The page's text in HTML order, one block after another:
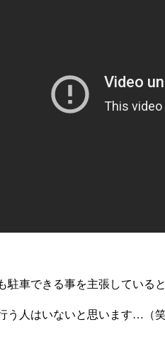
駐車できる事を主張している
う人はいないと思います…（笑